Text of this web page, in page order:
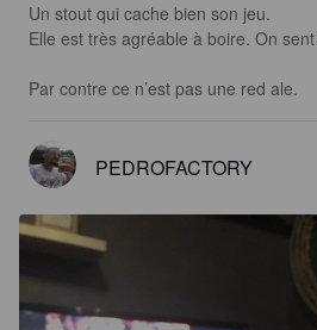
Un stout qui cache bien son jeu.
Elle est très agréable à boire. On
Par contre ce n’est pas une red ale.
PEDROFACTORY